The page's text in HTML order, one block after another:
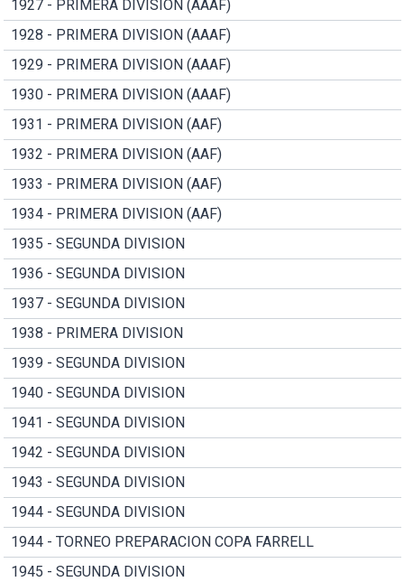
1927 - PRIMERA DIVISION (AAAF)
1928 - PRIMERA DIVISION (AAAF)
1929 - PRIMERA DIVISION (AAAF)
1930 - PRIMERA DIVISION (AAAF)
1931 - PRIMERA DIVISION (AAF)
1932 - PRIMERA DIVISION (AAF)
1933 - PRIMERA DIVISION (AAF)
1934 - PRIMERA DIVISION (AAF)
1935 - SEGUNDA DIVISION
1936 - SEGUNDA DIVISION
1937 - SEGUNDA DIVISION
1938 - PRIMERA DIVISION
1939 - SEGUNDA DIVISION
1940 - SEGUNDA DIVISION
1941 - SEGUNDA DIVISION
1942 - SEGUNDA DIVISION
1943 - SEGUNDA DIVISION
1944 - SEGUNDA DIVISION
1944 - TORNEO PREPARACION COPA FARRELL
1945 - SEGUNDA DIVISION